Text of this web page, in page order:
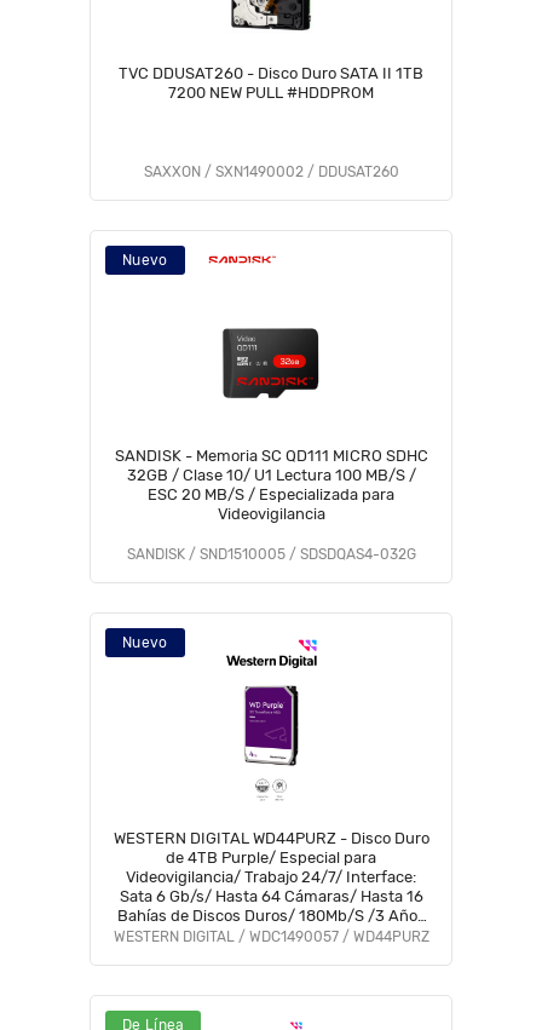
TVC DDUSAT260 - Disco Duro SATA II 1TB
7200 NEW PULL #HDDPROM
SAXXON / SXN1490002 / DDUSAT260
Nuevo
SANDISK - Memoria SC QD111 MICRO SDHC
32GB / Clase 10/ U1 Lectura 100 MB/S /
ESC 20 MB/S / Especializada para
Videovigilancia
SANDISK / SND1510005 / SDSDQAS4-032G
Nuevo
WESTERN DIGITAL WD44PURZ - Disco Duro
de 4TB Purple/ Especial para
Videovigilancia/ Trabajo 24/7/ Interface:
Sata 6 Gb/s/ Hasta 64 Cámaras/ Hasta 16
Bahías de Discos Duros/ 180Mb/S /3 Años
de Garantía
WESTERN DIGITAL / WDC1490057 / WD44PURZ
De Línea